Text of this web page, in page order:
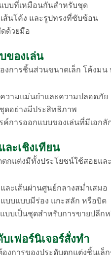
บบที่เหมือนกันสำหรับชุด
เส้นโค้ง และรูปทรงที่ซับซ้อน
ด้วยมือ
ของเล่น
งการชิ้นส่วนขนาดเล็ก โค้งมน
วามแม่นยำและความปลอดภัย
ดอย่างมีประสิทธิภาพ
ค์การออกแบบของเล่นที่มีเอก
ละเชิงเทียน
กแต่งมีทั้งประโยชน์ใช้สอยแล
ละเส้นผ่านศูนย์กลางสม่ำเสมอ
บบแบบมีร่อง แกะสลัก หรือบิด
บบเป็นชุดสำหรับการขายปลีก
บเฟอร์นิเจอร์สั่งทำ
องการของประดับตกแต่งชิ้นเล็ก